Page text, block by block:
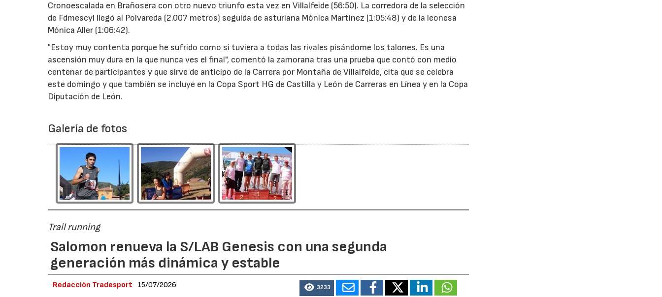
Cronoescalada en Brañosera con otro nuevo triunfo esta vez en Villalfeide (56:50). La corredora de la selección
de Fdmescyl llegó al Polvareda (2.007 metros) seguida de asturiana Mónica Martínez (1:05:48) y de la leonesa
Mónica Aller (1:06:42).
"Estoy muy contenta porque he sufrido como si tuviera a todas las rivales pisándome los talones. Es una
ascensión muy dura en la que nunca ves el final", comentó la zamorana tras una prueba que contó con medio
centenar de participantes y que sirve de anticipo de la Carrera por Montaña de Villalfeide, cita que se celebra
este domingo y que también se incluye en la Copa Sport HG de Castilla y León de Carreras en Línea y en la Copa
Diputación de León.
Galería de fotos
Trail running
Salomon renueva la S/LAB Genesis con una segunda
generación más dinámica y estable
Redacción Tradesport 15/07/2026 3233